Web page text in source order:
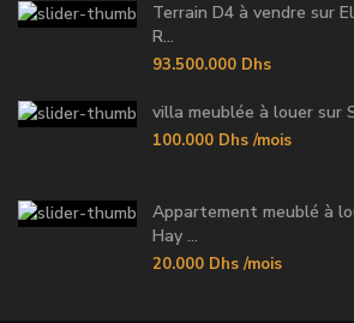
Terrain D4 à vendre sur
R...
93.500.000 Dhs
villa meublée à louer sur
100.000 Dhs /mois
Appartement meublé à
Hay ...
20.000 Dhs /mois